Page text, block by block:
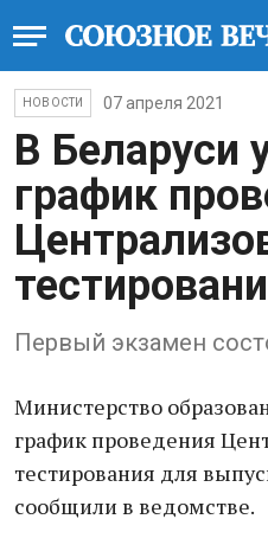
НОВОСТИ 07 апреля 2021
В Беларуси
график
Первый экзамен
Министерство
график проведения
тестирования для
сообщили в ведомстве.